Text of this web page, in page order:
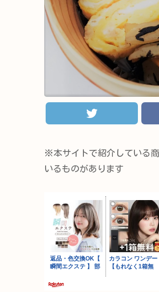
※本サイトで紹介している
いるものがあります